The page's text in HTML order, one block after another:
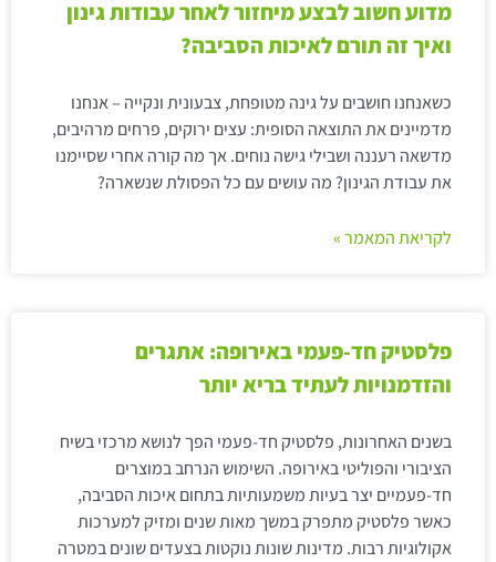
מדוע חשוב לבצע מיחזור לאחר עבודות גינון
ואיך זה תורם לאיכות הסביבה?
כשאנחנו חושבים על גינה מטופחת, צבעונית ונקייה – אנחנו
מדמיינים את התוצאה הסופית: עצים ירוקים, פרחים מרהיבים,
מדשאה רעננה ושבילי גישה נוחים. אך מה קורה אחרי שסיימנו
את עבודת הגינון? מה עושים עם כל הפסולת שנשארה?
לקריאת המאמר »
פלסטיק חד-פעמי באירופה: אתגרים
והזדמנויות לעתיד בריא יותר
בשנים האחרונות, פלסטיק חד-פעמי הפך לנושא מרכזי בשיח
הציבורי והפוליטי באירופה. השימוש הנרחב במוצרים
חד-פעמיים יצר בעיות משמעותיות בתחום איכות הסביבה,
כאשר פלסטיק מתפרק במשך מאות שנים ומזיק למערכות
אקולוגיות רבות. מדינות שונות נוקטות בצעדים שונים במטרה